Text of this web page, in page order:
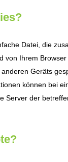
Datei, die
von Ihrem
Geräts
können bei
Server der